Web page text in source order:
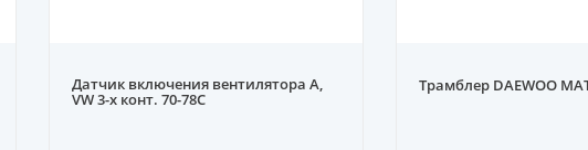
Датчик включения вентилятора A,
VW 3-х конт. 70-78C
Трамблер DAEWOO